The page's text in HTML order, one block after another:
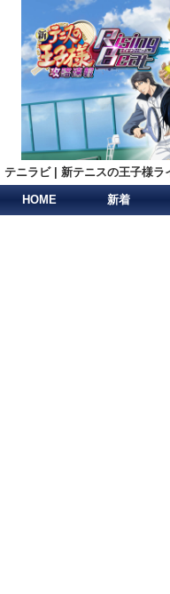
テニラビ | 新テニスの王子様ラ
HOME 新着